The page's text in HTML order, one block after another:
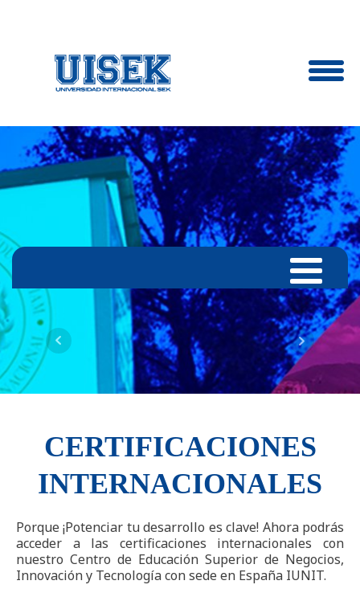
CERTIFICACIONES
INTERNACIONALES
Porque ¡Potenciar tu desarrollo es clave! Ahora podrás
acceder a las certificaciones internacionales con
nuestro Centro de Educación Superior de Negocios,
Innovación y Tecnología con sede en España IUNIT.